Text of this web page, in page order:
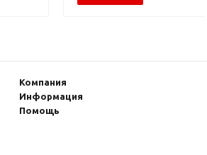
Компания
Информация
Помощь